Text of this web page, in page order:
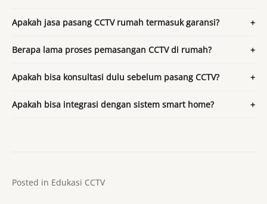
Apakah jasa pasang CCTV rumah termasuk garansi?
Berapa lama proses pemasangan CCTV di rumah?
Apakah bisa konsultasi dulu sebelum pasang CCTV?
Apakah bisa integrasi dengan sistem smart home?
Posted in Edukasi CCTV